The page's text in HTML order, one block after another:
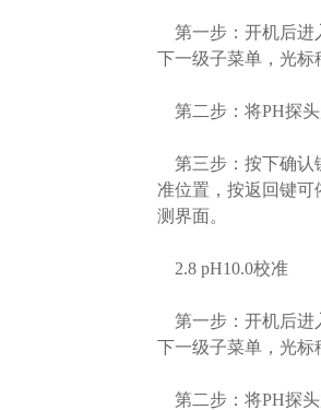
第一步：开机后进
下一级子菜单，光标
第二步：将PH探头
第三步：按下确认
准位置，按返回键可
测界面。
2.8 pH10.0校准
第一步：开机后进
下一级子菜单，光标
第二步：将PH探头